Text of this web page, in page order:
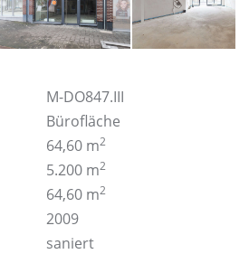
M-DO847.III
Bürofläche
64,60 m2
5.200 m2
64,60 m2
2009
saniert